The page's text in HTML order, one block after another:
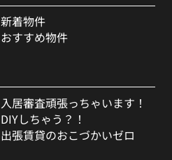
新着物件
おすすめ物件
入居審査頑張っちゃいます！
DIYしちゃう？！
出張賃貸のおこづかいゼロ